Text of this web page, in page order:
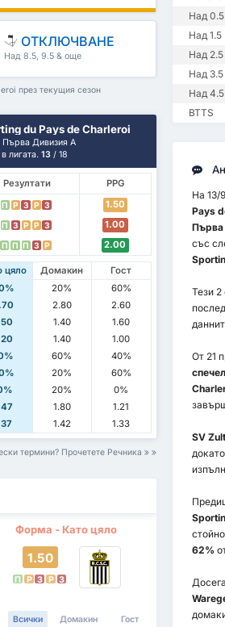
ОТКЛЮЧВАНЕ
Над 8.5, 9.5 & още
през текущия сезон
du Pays de Charleroi
Първа Дивизия А
лигата.13 / 18
Резултати
PPG
П P З P З
1.50
П З P P З
1.00
П П П З P 2.00
цяло Домакин
Гост
20%
60%
2.80
2.60
1.40
1.60
1.40
1.00
60%
40%
20%
60%
20%
0%
1.80
1.21
1.42 1.33
термини? Прочетете Речника
Форма - Като цяло
1.50
П P З P З
Всички Домакин Гост
Над 0.5
Над 1.5
Над 2.5
Над 3.5
Над 4.5
BTTS
На 13/
Pays
Първа
със
Тези
От 21
SV
докато
62%